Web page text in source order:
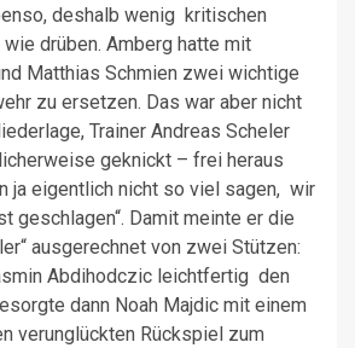
deshalb wenig kritischen
drüben. Amberg hatte mit
Matthias Schmien zwei wichtige
zu ersetzen. Das war aber nicht
Trainer Andreas Scheler
geknickt – frei heraus
ja eigentlich nicht so viel sagen, wir
geschlagen“. Damit meinte er die
ausgerechnet von zwei Stützen:
Abdihodczic leichtfertig den
dann Noah Majdic mit einem
verunglückten Rückspiel zum